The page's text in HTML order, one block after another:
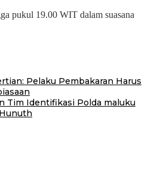
pukul 19.00 WIT dalam suasana
Pelaku Pembakaran Harus
Tim Identifikasi Polda maluku